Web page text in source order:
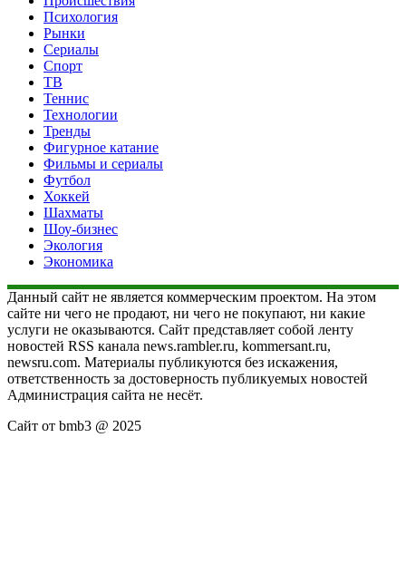
Психология
Рынки
Сериалы
Спорт
ТВ
Теннис
Технологии
Тренды
Фигурное катание
Фильмы и сериалы
Футбол
Хоккей
Шахматы
Шоу-бизнес
Экология
Экономика
Данный сайт не является коммерческим проектом. На этом
сайте ни чего не продают, ни чего не покупают, ни какие
услуги не оказываются. Сайт представляет собой ленту
новостей RSS канала news.rambler.ru, kommersant.ru,
newsru.com. Материалы публикуются без искажения,
ответственность за достоверность публикуемых новостей
Администрация сайта не несёт.
Сайт от bmb3 @ 2025